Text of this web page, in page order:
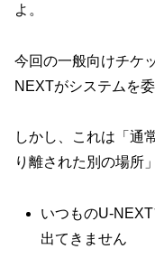
よ。
今回の一般向けチケ
NEXTがシステムを
しかし、これは 「通
り離された別の場所」
いつものU-
出てきません